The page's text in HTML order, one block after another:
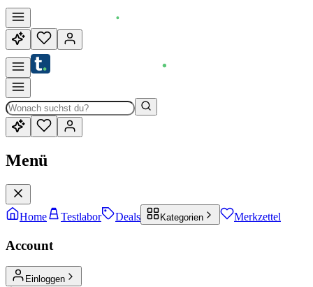
Menü
Home Testlabor Deals Kategorien Merkzettel
Account
Einloggen